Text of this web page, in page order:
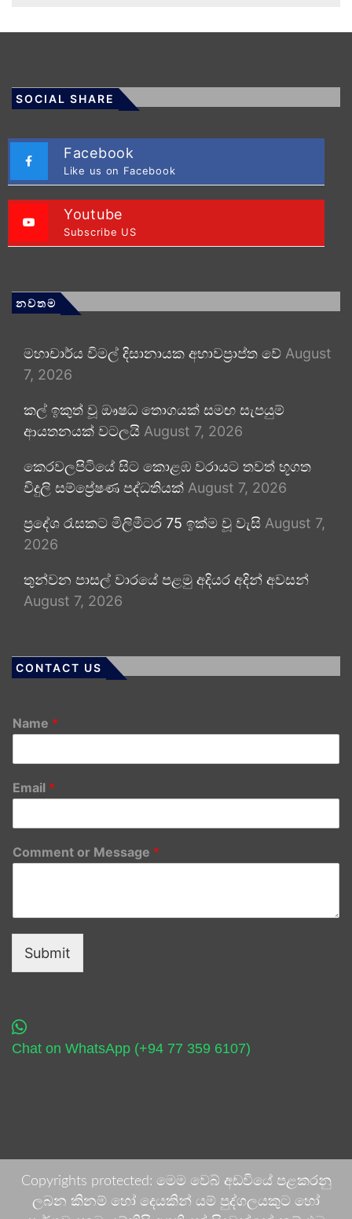
SOCIAL SHARE
Facebook
Like us on Facebook
Youtube
Subscribe US
නවතම
මහාචාර්ය විමල් දිසානායක අභාවප්‍රාප්ත වේ August
7, 2026
කල් ඉකුත් වූ ඖෂධ තොගයක් සමඟ සැපයුම්
ආයතනයක් වටලයි August 7, 2026
කෙරවලපිටියේ සිට කොළඹ වරායට තවත් භූගත
විදුලි සම්ප්‍රේෂණ පද්ධතියක් August 7, 2026
ප්‍රදේශ රැසකට මිලිමීටර 75 ඉක්ම වූ වැසි August 7,
2026
තුන්වන පාසල් වාරයේ පළමු අදියර අදින් අවසන්
August 7, 2026
CONTACT US
Name *
Email *
Comment or Message *
Submit
Chat on WhatsApp (+94 77 359 6107)
Copyrights protected: මෙම වෙබ් අඩවියේ පළකරනු
ලබන කිනම් හෝ දෙයකින් යම් පුද්ගලයකුට හෝ